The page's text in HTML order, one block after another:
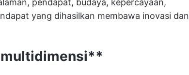
pendapat, budaya, kepercayaan,
yang dihasilkan membawa inovasi dan
multidimensi**